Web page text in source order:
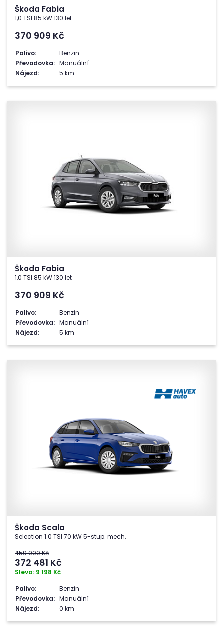
Škoda Fabia
1,0 TSI 85 kW 130 let
370 909 Kč
Palivo:
Benzin
Převodovka: Manuální
Nájezd:
5 km
Škoda Fabia
1,0 TSI 85 kW 130 let
370 909 Kč
Palivo:
Benzin
Převodovka: Manuální
Nájezd:
5 km
Škoda Scala
Selection 1.0 TSI 70 kW 5-stup. mech.
459 900 Kč
372 481 Kč
Sleva: 9 198 Kč
Palivo:
Benzin
Převodovka: Manuální
Nájezd:
0 km